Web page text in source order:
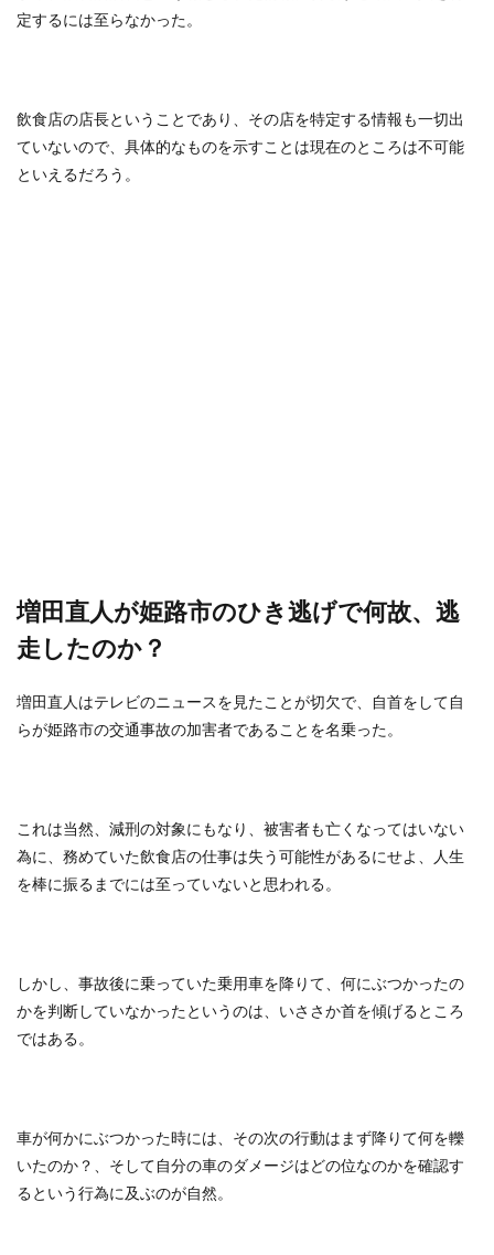
定するには至らなかった。
飲食店の店長ということであり、その店を特定する情報も一切出
ていないので、具体的なものを示すことは現在のところは不可能
といえるだろう。
増田直人が姫路市のひき逃げで何故、逃
走したのか？
増田直人はテレビのニュースを見たことが切欠で、自首をして自
らが姫路市の交通事故の加害者であることを名乗った。
これは当然、減刑の対象にもなり、被害者も亡くなってはいない
為に、務めていた飲食店の仕事は失う可能性があるにせよ、人生
を棒に振るまでには至っていないと思われる。
しかし、事故後に乗っていた乗用車を降りて、何にぶつかったの
かを判断していなかったというのは、いささか首を傾げるところ
ではある。
車が何かにぶつかった時には、その次の行動はまず降りて何を轢
いたのか？、そして自分の車のダメージはどの位なのかを確認す
るという行為に及ぶのが自然。